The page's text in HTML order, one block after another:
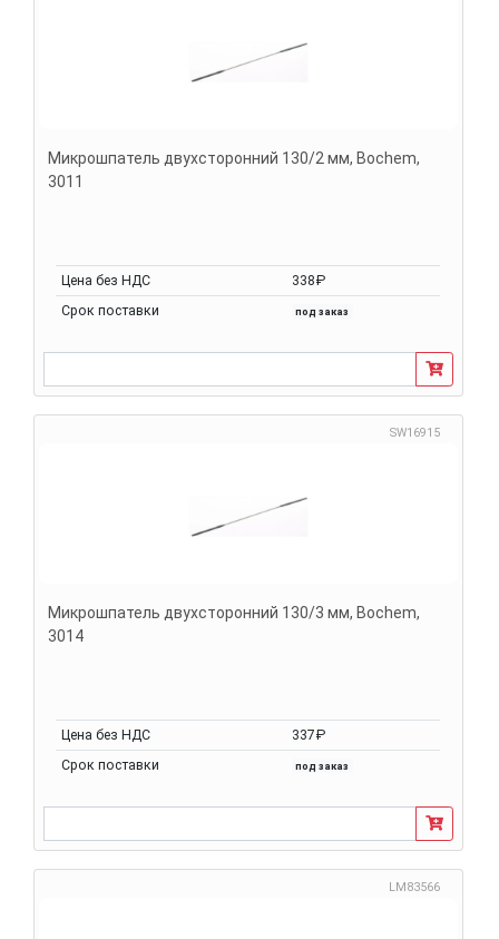
Микрошпатель двухсторонний 130/2 мм, Bochem,
3011
Цена без НДС
338₽
Срок поставки
под заказ
SW16915
Микрошпатель двухсторонний 130/3 мм, Bochem,
3014
Цена без НДС
337₽
Срок поставки
под заказ
LM83566